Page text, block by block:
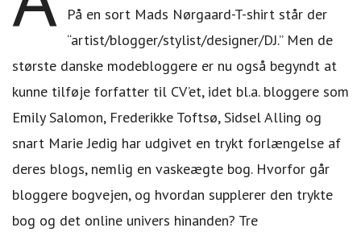
På en sort Mads Nørgaard-T-shirt står der
“artist/blogger/stylist/designer/DJ.” Men de
største danske modebloggere er nu også begyndt at
kunne tilføje forfatter til CV’et, idet bl.a. bloggere som
Emily Salomon, Frederikke Toftsø, Sidsel Alling og
snart Marie Jedig har udgivet en trykt forlængelse af
deres blogs, nemlig en vaskeægte bog. Hvorfor går
bloggere bogvejen, og hvordan supplerer den trykte
bog og det online univers hinanden? Tre